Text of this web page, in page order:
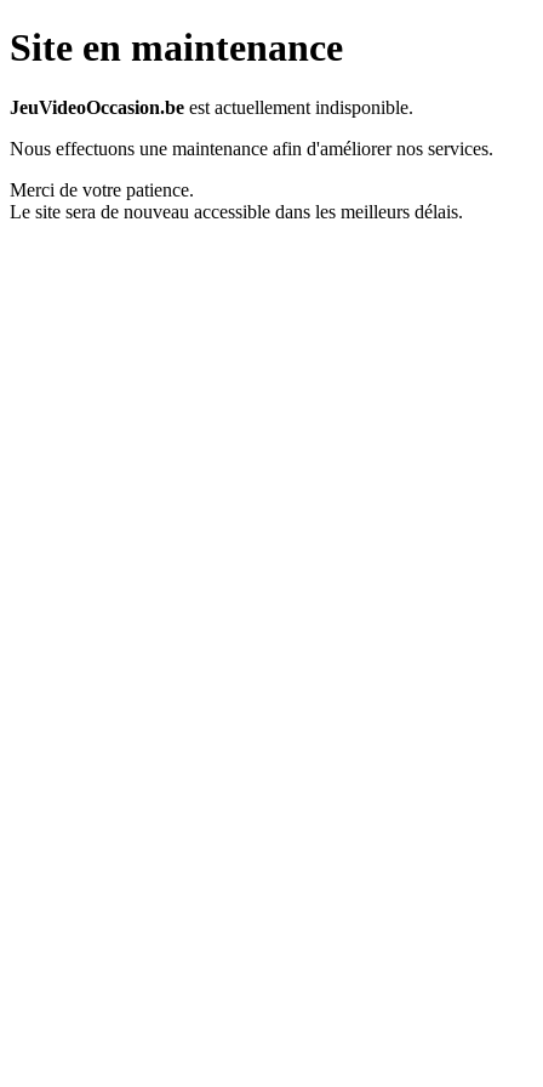
Site en maintenance
JeuVideoOccasion.be est actuellement indisponible.
Nous effectuons une maintenance afin d'améliorer nos services.
Merci de votre patience.
Le site sera de nouveau accessible dans les meilleurs délais.